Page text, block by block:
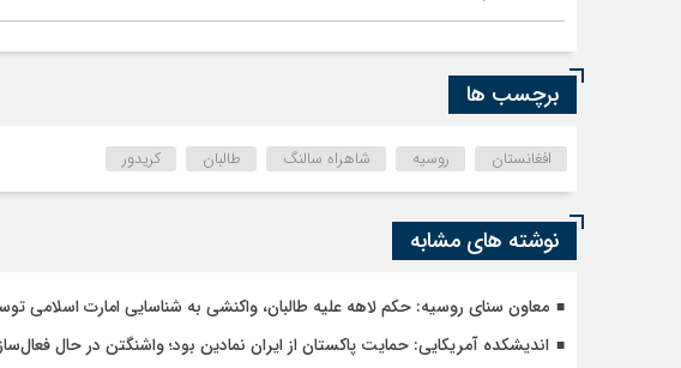
برچسب ها
افغانستان روسیه شاهراه سالنگ طالبان کریدور
نوشته های مشابه
معاون سنای روسیه: حکم لاهه علیه طالبان، واکنشی به شناسایی امارت
اندیشکده آمریکایی: حمایت پاکستان از ایران نمادین بود؛ واشنگتن در حال